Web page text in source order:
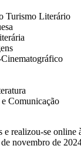
Turismo Literário
Comunicação
realizou-se online
novembro de